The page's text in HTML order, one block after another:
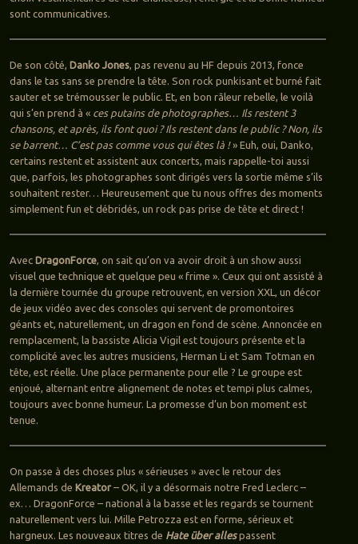
sont communicatives.
De son côté, Danko Jones, pas revenu au HF depuis 2013, fonce
dans le tas sans se prendre la tête. Son rock punkisant et burné fait
sauter et se trémousser le public. Et, en bon râleur rebelle, le voilà
qui s’en prend à « ces putains de photographes… Ils restent 3
chansons, et après, ils font quoi ? Ils restent dans le public ? Non, ils
se barrent… C’est pas comme vous qui êtes là !» Euh, oui, Danko,
certains restent et assistent aux concerts, mais rappelle-toi aussi
que, parfois, les photographes sont dirigés vers la sortie même s’ils
souhaitent rester… Heureusement que tu nous offres des moments
simplement fun et débridés, un rock pas prise de tête et direct !
Avec DragonForce, on sait qu’on va avoir droit à un show aussi
visuel que technique et quelque peu « frime ». Ceux qui ont assisté à
la dernière tournée du groupe retrouvent, en version XXL, un décor
de jeux vidéo avec des consoles qui servent de promontoires
géants et, naturellement, un dragon en fond de scène. Annoncée en
remplacement, la bassiste Alicia Vigil est toujours présente et la
complicité avec les autres musiciens, Herman Li et Sam Totman en
tête, est réelle. Une place permanente pour elle ? Le groupe est
enjoué, alternant entre alignement de notes et tempi plus calmes,
toujours avec bonne humeur. La promesse d’un bon moment est
tenue.
On passe à des choses plus « sérieuses » avec le retour des
Allemands de Kreator– OK, il y a désormais notre Fred Leclerc –
ex… DragonForce – national à la basse et les regards se tournent
naturellement vers lui. Mille Petrozza est en forme, sérieux et
hargneux. Les nouveaux titres de Hate über allespassent